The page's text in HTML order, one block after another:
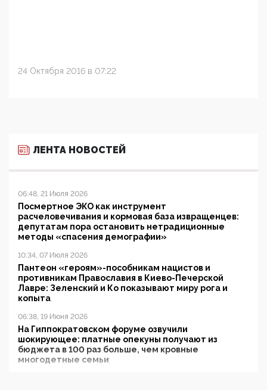
24 Октября 2016 в 07:22
ЛЕНТА НОВОСТЕЙ
06:48, 21 Июля 2026
Посмертное ЭКО как инструмент
расчеловечивания и кормовая база извращенцев:
депутатам пора остановить нетрадиционные
методы «спасения демографии»
10:34, 07 Июля 2026
Пантеон «героям»-пособникам нацистов и
противникам Православия в Киево-Печерской
Лавре: Зеленский и Ко показывают миру рога и
копыта
06:38, 19 Июня 2026
На Гиппократовском форуме озвучили
шокирующее: платные опекуны получают из
бюджета в 100 раз больше, чем кровные
многодетные семьи